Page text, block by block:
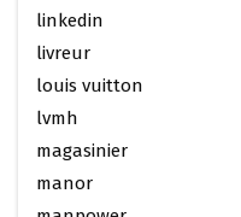
linkedin
livreur
louis vuitton
lvmh
magasinier
manor